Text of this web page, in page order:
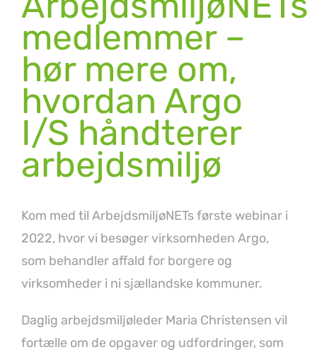
medlemmer –
hør mere om,
hvordan Argo
I/S håndterer
arbejdsmiljø
Kom med til ArbejdsmiljøNETs første webinar i
2022, hvor vi besøger virksomheden Argo,
som behandler affald for borgere og
virksomheder i ni sjællandske kommuner.
Daglig arbejdsmiljøleder Maria Christensen vil
fortælle om de opgaver og udfordringer, som